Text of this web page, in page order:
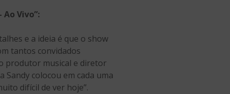
Vivo”:
e a ideia é que o show
tantos convidados
produtor musical e diretor
Sandy colocou em cada uma
difícil de ver hoje”.